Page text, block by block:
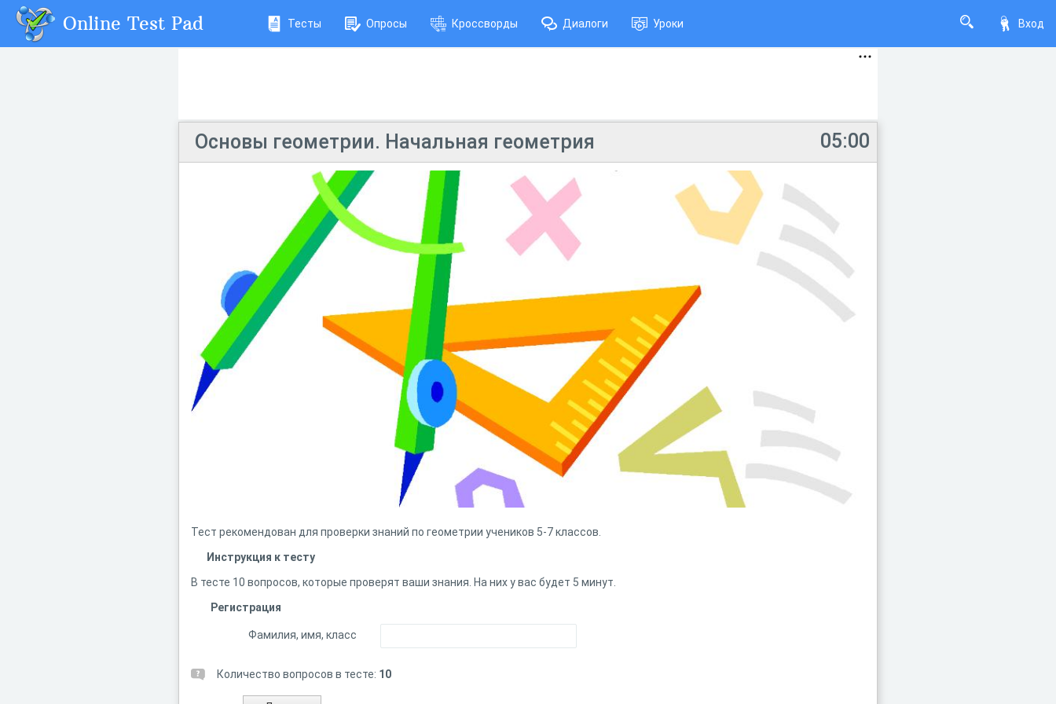
Вход
Online Test Pad Тесты Опросы Кроссворды Диалоги Уроки
05:00
Основы геометрии. Начальная геометрия
Тест рекомендован для проверки знаний по геометрии учеников 5-7 классов.
Инструкция к тесту
В тесте 10 вопросов, которые проверят ваши знания. На них у вас будет 5 минут.
Регистрация
Фамилия, имя, класс
Количество вопросов в тесте: 10